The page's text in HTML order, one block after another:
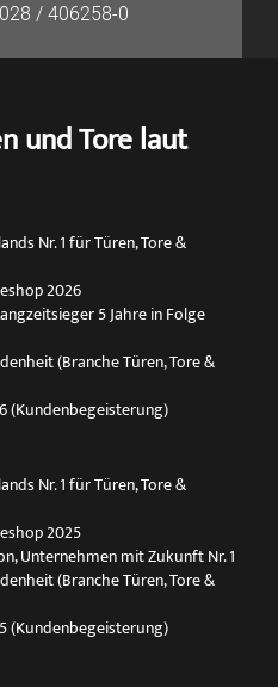
/ 406258-0
und Tore laut
Nr. 1 für Türen, Tore &
2026
5 Jahre in Folge
(Branche Türen, Tore &
(Kundenbegeisterung)
Nr. 1 für Türen, Tore &
2025
Unternehmen mit Zukunft Nr. 1
(Branche Türen, Tore &
(Kundenbegeisterung)